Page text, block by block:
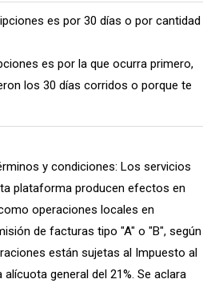
es por 30 días o por cantidad
es por la que ocurra primero,
los 30 días corridos o porque te
y condiciones: Los servicios
plataforma producen efectos en
operaciones locales en
de facturas tipo "A" o "B", según
están sujetas al Impuesto al
general del 21%. Se aclara